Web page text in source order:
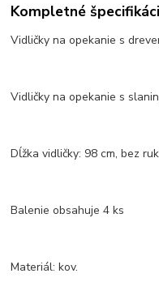
Kompletné
Vidličky na opekanie s
Vidličky na opekanie s
Dĺžka vidličky: 98 cm, bez
Balenie obsahuje 4 ks
Materiál: kov.